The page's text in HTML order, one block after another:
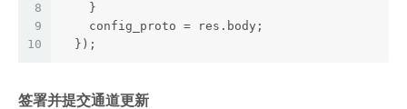
8
9
10
    }
    config_proto = res.body;
  });
签署并提交通道更新